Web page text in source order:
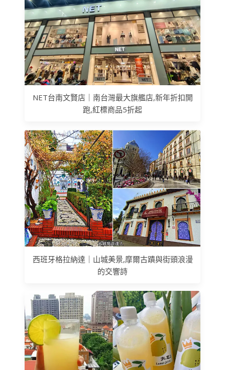
NET台南文賢店｜南台灣最大旗艦店,新年折扣開
跑,紅標商品5折起
西班牙格拉納達｜山城美景,摩爾古蹟與街頭浪漫
的交響詩